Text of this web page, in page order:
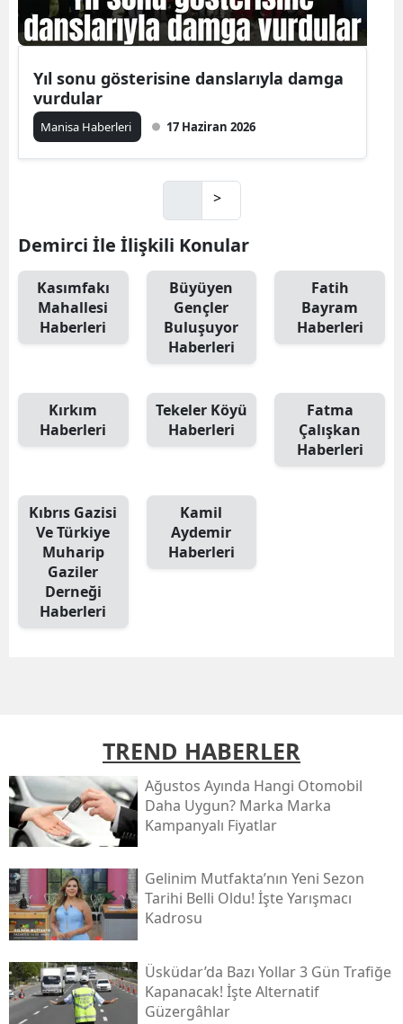
Yıl sonu gösterisine danslarıyla damga
vurdular
Manisa Haberleri 17 Haziran 2026
>
Demirci İle İlişkili Konular
Kasımfakı
Mahallesi
Haberleri
Büyüyen
Gençler
Buluşuyor
Haberleri
Fatih
Bayram
Haberleri
Kırkım
Haberleri
Tekeler Köyü
Haberleri
Fatma
Çalışkan
Haberleri
Kıbrıs Gazisi
Ve Türkiye
Muharip
Gaziler
Derneği
Haberleri
Kamil
Aydemir
Haberleri
TREND HABERLER
Ağustos Ayında Hangi Otomobil
Daha Uygun? Marka Marka
Kampanyalı Fiyatlar
Gelinim Mutfakta’nın Yeni Sezon
Tarihi Belli Oldu! İşte Yarışmacı
Kadrosu
Üsküdar’da Bazı Yollar 3 Gün Trafiğe
Kapanacak! İşte Alternatif
Güzergâhlar